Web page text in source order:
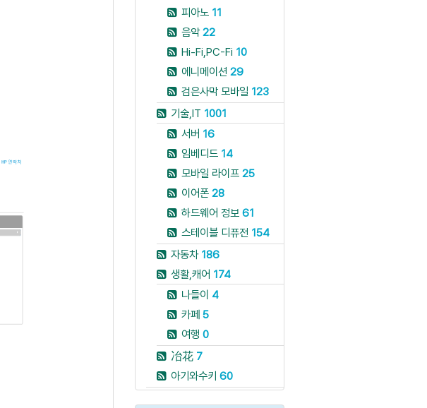
피아노 11
음악22
Hi-Fi,PC-Fi 10
에니메이션 29
검은사막 모바일 123
기술,IT 1001
서버 16
임베디드 14
모바일 라이프 25
이어폰 28
하드웨어 정보 61
스테이블 디퓨전 154
자동차 186
생활,캐어 174
나들이 4
카페 5
여행 0
冶花 7
아기와수키 60